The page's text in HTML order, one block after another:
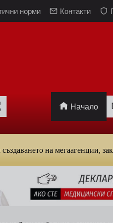
норми Контакти
Начало
на мегаагенции, закриват